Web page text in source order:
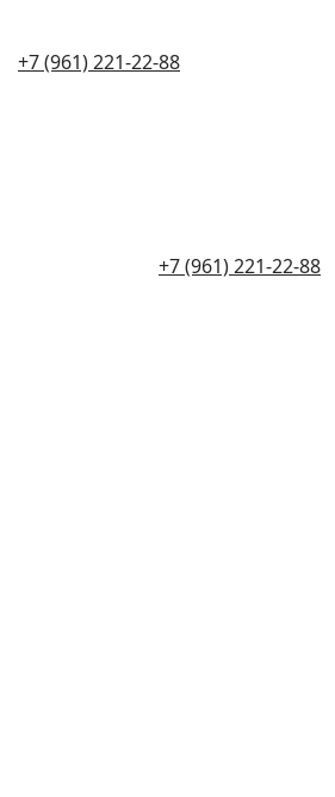
+7 (961) 221-22-88
+7 (961) 221-22-88